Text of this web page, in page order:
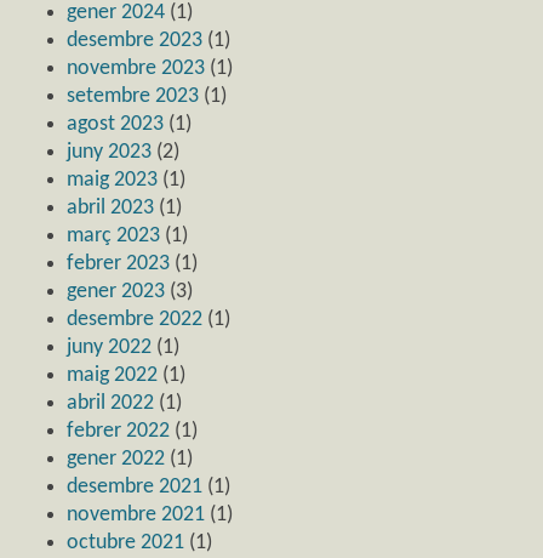
gener 2024 (1)
desembre 2023 (1)
novembre 2023 (1)
setembre 2023 (1)
agost 2023 (1)
juny 2023 (2)
maig 2023 (1)
abril 2023 (1)
març 2023 (1)
febrer 2023 (1)
gener 2023 (3)
desembre 2022 (1)
juny 2022 (1)
maig 2022 (1)
abril 2022 (1)
febrer 2022 (1)
gener 2022 (1)
desembre 2021 (1)
novembre 2021 (1)
octubre 2021 (1)